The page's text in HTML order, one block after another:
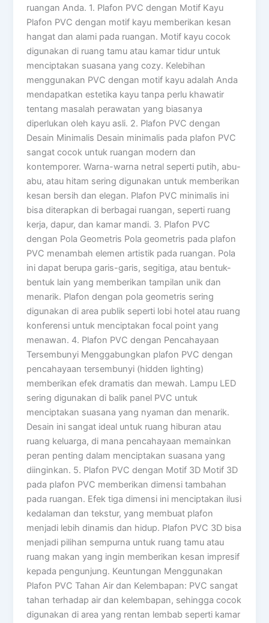
ruangan Anda. 1. Plafon PVC dengan Motif Kayu
Plafon PVC dengan motif kayu memberikan kesan
hangat dan alami pada ruangan. Motif kayu cocok
digunakan di ruang tamu atau kamar tidur untuk
menciptakan suasana yang cozy. Kelebihan
menggunakan PVC dengan motif kayu adalah Anda
mendapatkan estetika kayu tanpa perlu khawatir
tentang masalah perawatan yang biasanya
diperlukan oleh kayu asli. 2. Plafon PVC dengan
Desain Minimalis Desain minimalis pada plafon PVC
sangat cocok untuk ruangan modern dan
kontemporer. Warna-warna netral seperti putih, abu-
abu, atau hitam sering digunakan untuk memberikan
kesan bersih dan elegan. Plafon PVC minimalis ini
bisa diterapkan di berbagai ruangan, seperti ruang
kerja, dapur, dan kamar mandi. 3. Plafon PVC
dengan Pola Geometris Pola geometris pada plafon
PVC menambah elemen artistik pada ruangan. Pola
ini dapat berupa garis-garis, segitiga, atau bentuk-
bentuk lain yang memberikan tampilan unik dan
menarik. Plafon dengan pola geometris sering
digunakan di area publik seperti lobi hotel atau ruang
konferensi untuk menciptakan focal point yang
menawan. 4. Plafon PVC dengan Pencahayaan
Tersembunyi Menggabungkan plafon PVC dengan
pencahayaan tersembunyi (hidden lighting)
memberikan efek dramatis dan mewah. Lampu LED
sering digunakan di balik panel PVC untuk
menciptakan suasana yang nyaman dan menarik.
Desain ini sangat ideal untuk ruang hiburan atau
ruang keluarga, di mana pencahayaan memainkan
peran penting dalam menciptakan suasana yang
diinginkan. 5. Plafon PVC dengan Motif 3D Motif 3D
pada plafon PVC memberikan dimensi tambahan
pada ruangan. Efek tiga dimensi ini menciptakan ilusi
kedalaman dan tekstur, yang membuat plafon
menjadi lebih dinamis dan hidup. Plafon PVC 3D bisa
menjadi pilihan sempurna untuk ruang tamu atau
ruang makan yang ingin memberikan kesan impresif
kepada pengunjung. Keuntungan Menggunakan
Plafon PVC Tahan Air dan Kelembapan: PVC sangat
tahan terhadap air dan kelembapan, sehingga cocok
digunakan di area yang rentan lembab seperti kamar